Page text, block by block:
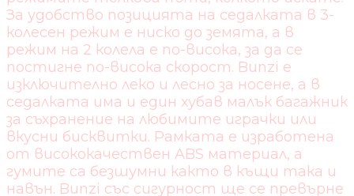
За удобство позицията на седалката в 3-
колесен режим е ниско до земята, а в
режим на 2 колела е по-висока, за да се
постигне по-висока скорост. Bunzi е
изключително леко и лесно за носене, а в
седалката има и един хубав малък багажник
за съхранение на любимите играчки или
вкусни бисквитки. Рамката е изработена
от висококачествен ABS материал, а
гумите са безшумни както в къщи така и
навън. Bunzi със сигурност ще се превърне